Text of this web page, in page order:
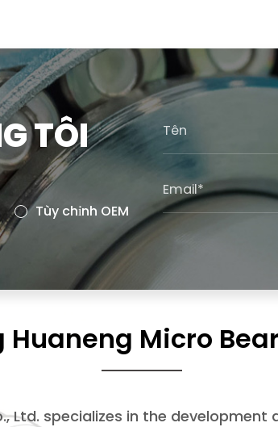
TÔI
Tùy chỉnh OEM
Huaneng Micro
Ltd. specializes in the